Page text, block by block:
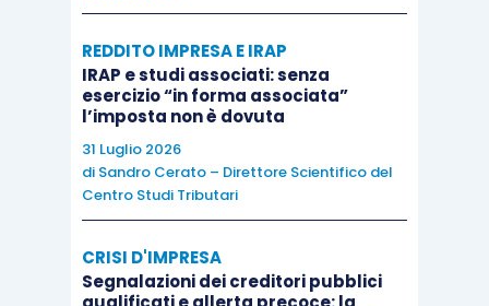
del caso concreto idonea a rivelare la comune
intenzione dei contraenti.
Il nucleo decisionale dellapronuncia n.
9629/2026attiene alla determinazione del costo
PEX. L’art. 87, TUIR, prevede
della plusvalenza realizzata a seguito di
REDDITO IMPRESA E IRAP
IRAP e studi associati: senza
esercizio “in forma associata”
l’imposta non è dovuta
31 Luglio 2026
di Sandro Cerato – Direttore Scientifico del
Centro Studi Tributari
CRISI D'IMPRESA
Segnalazioni dei creditori pubblici